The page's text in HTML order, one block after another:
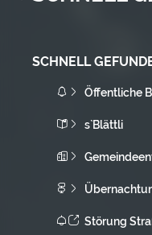
SCHNELL
Öffentliche
s`Blättli
Störung